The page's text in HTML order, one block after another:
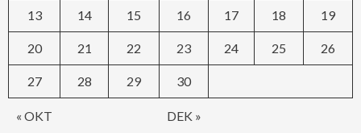
« OKT DEK »
13 14 15 16 17 18 19
20 21 22 23 24 25 26
27 28 29 30